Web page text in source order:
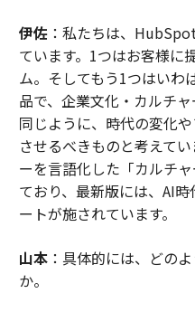
伊佐：私たちは、
ています。1つはお客様に
ム。そしてもう1つはいわ
品で、企業文化・カルチ
同じように、時代の変化
させるべきものと考えて
ーを言語化した「カルチ
ており、最新版には、AI
ートが施されています。
山本：具体的には、どの
か。